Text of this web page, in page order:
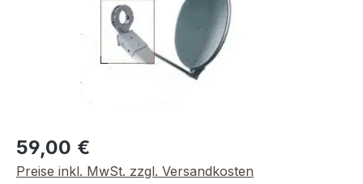
Regulärer Preis:
59,00 €
Preise inkl. MwSt. zzgl. Versandkosten